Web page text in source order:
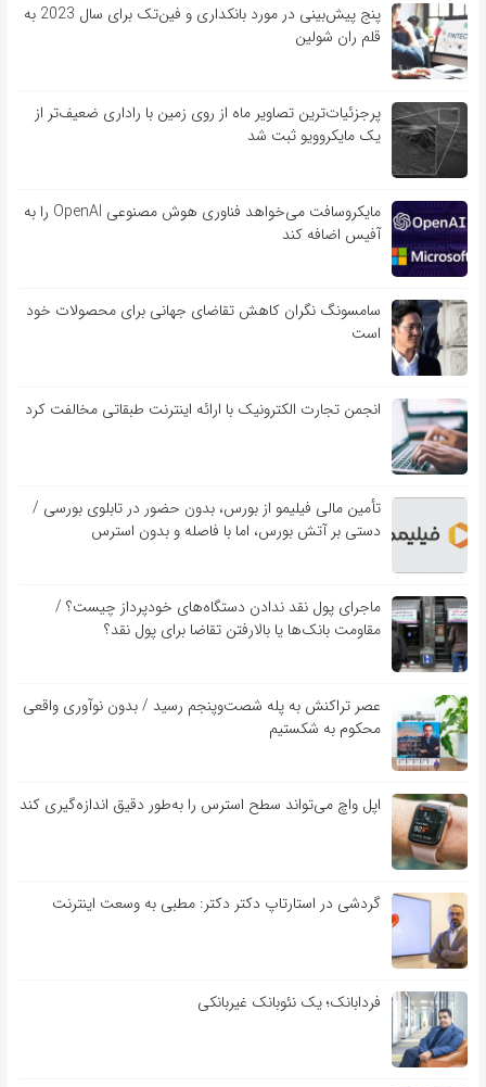
پنج پیش‌بینی در مورد بانکداری و فین‌تک برای سال 2023 به
قلم ران شولین
پرجزئیات‌ترین تصاویر ماه از روی زمین با راداری ضعیف‌تر از
یک مایکروویو ثبت شد
مایکروسافت می‌خواهد فناوری هوش مصنوعی OpenAI را به
آفیس اضافه کند
سامسونگ نگران کاهش تقاضای جهانی برای محصولات خود
است
انجمن تجارت الکترونیک با ارائه اینترنت طبقاتی مخالفت کرد
تأمین مالی فیلیمو از بورس، بدون حضور در تابلوی بورسی /
دستی بر آتش بورس، اما با فاصله و بدون استرس
ماجرای پول نقد ندادن دستگاه‌های خودپرداز چیست؟ /
مقاومت بانک‌ها یا بالارفتن تقاضا برای پول نقد؟
عصر تراکنش به پله شصت‌وپنجم رسید / بدون نوآوری واقعی
محکوم به شکستیم
اپل واچ می‌تواند سطح استرس را به‌طور دقیق اندازه‌گیری کند
گردشی در استارتاپ دکتر دکتر: مطبی به وسعت اینترنت
فردابانک؛ یک نئوبانک غیربانکی